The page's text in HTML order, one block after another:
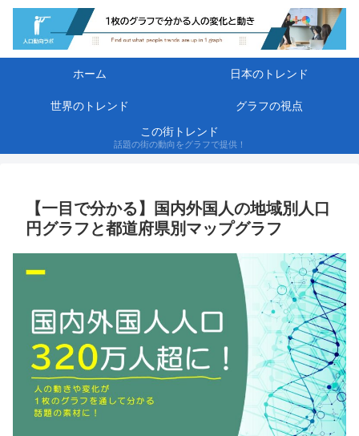
ホーム 日本のトレンド
世界のトレンド
グラフの視点
この街トレンド
話題の街の動向をグラフで提供！
【一目で分かる】国内外国人の地域別人口
円グラフと都道府県別マップグラフ